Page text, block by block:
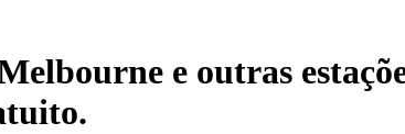
e outras